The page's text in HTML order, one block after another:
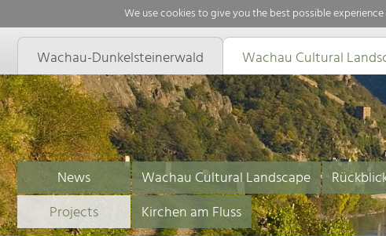
We use cookies to give you the best possible
Wachau-Dunkelsteinerwald Wachau Cultural
News Wachau Cultural Landscape
Projects
Kirchen am Fluss